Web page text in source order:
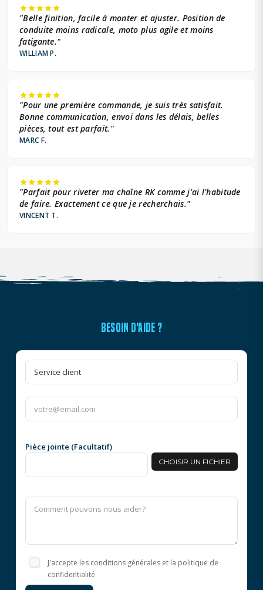
"Belle finition, facile à monter et ajuster. Position de
conduite moins radicale, moto plus agile et moins
fatigante."
WILLIAM P.
"Pour une première commande, je suis très satisfait.
Bonne communication, envoi dans les délais, belles
pièces, tout est parfait."
MARC F.
"Parfait pour riveter ma chaîne RK comme j'ai l'habitude
de faire. Exactement ce que je recherchais."
VINCENT T.
BESOIN D'AIDE ?
Pièce jointe (Facultatif)
CHOISIR UN FICHIER
J'accepte les conditions générales et la politique de
confidentialité